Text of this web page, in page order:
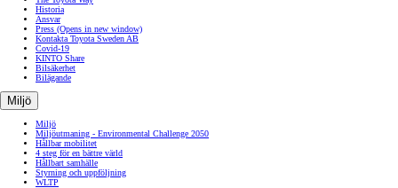
Historia
Ansvar
Press (Opens in new window)
Kontakta Toyota Sweden AB
Covid-19
KINTO Share
Bilsäkerhet
Bilägande
Miljö
Miljö
Miljöutmaning - Environmental Challenge 2050
Hållbar mobilitet
4 steg för en bättre värld
Hållbart samhälle
Styrning och uppföljning
WLTP